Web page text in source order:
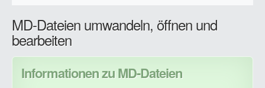
MD-Dateien umwandeln, öffnen und
bearbeiten
Informationen zu MD-Dateien